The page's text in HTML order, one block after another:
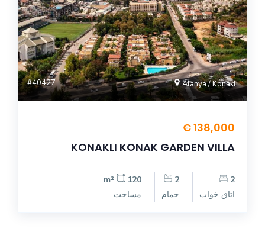
Alanya / Konaklı
#40427
138,000 €
KONAKLI KONAK GARDEN VILLA
2
اتاق خواب
2
حمام
120 m²
مساحت